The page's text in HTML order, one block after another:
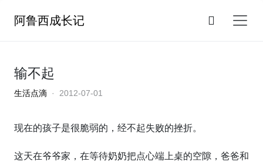
阿鲁西成长记
输不起
生活点滴 · 2012-07-01
现在的孩子是很脆弱的，经不起失败的挫折。
这天在爷爷家，在等待奶奶把点心端上桌的空隙，爸爸和